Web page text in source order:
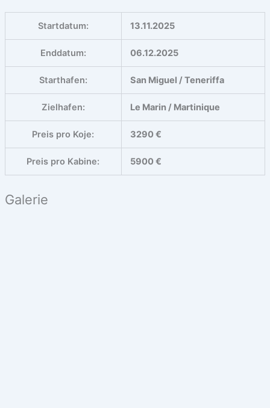
Startdatum: 13.11.2025
Enddatum: 06.12.2025
Starthafen: San Miguel / Teneriffa
Zielhafen: Le Marin / Martinique
Preis pro Koje: 3290 €
Preis pro Kabine: 5900 €
Galerie